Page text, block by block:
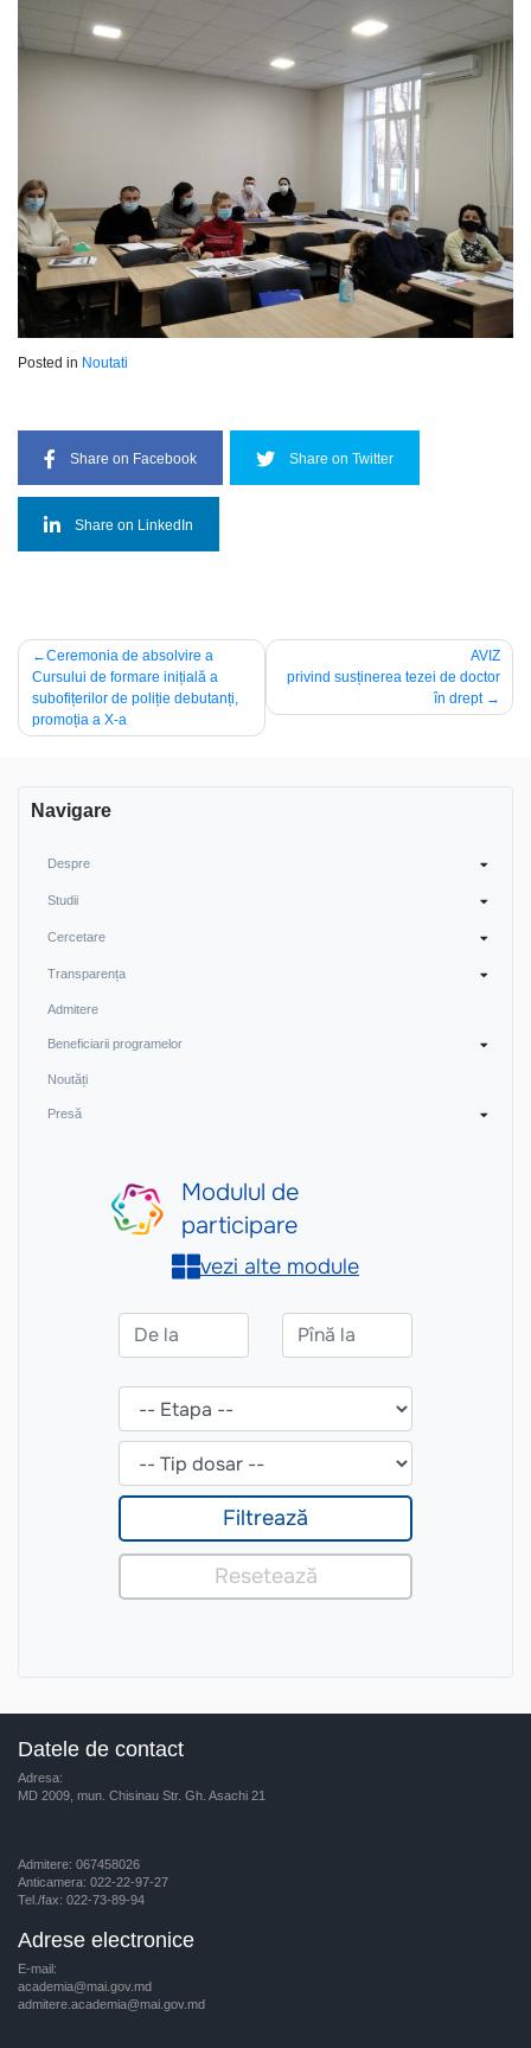
Posted in Noutati
Share on Facebook Share on Twitter
Share on LinkedIn
Navigare
în
articole
Ceremonia de absolvire a
Cursului de formare inițială a
subofițerilor de poliție debutanți,
promoția a X-a
AVIZ
privind susținerea tezei de doctor
în drept
Navigare
Despre
Studii
Cercetare
Transparența
Admitere
Beneficiarii programelor
Noutăți
Presă
Datele de contact
Adresa:
MD 2009, mun. Chisinau Str. Gh. Asachi 21
Admitere: 067458026
Anticamera: 022-22-97-27
Tel./fax: 022-73-89-94
Adrese electronice
E-mail:
academia@mai.gov.md
admitere.academia@mai.gov.md